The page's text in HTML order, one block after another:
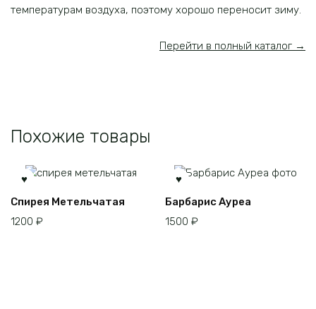
температурам воздуха, поэтому хорошо переносит зиму.
Перейти в полный каталог →
Похожие товары
Спирея Метельчатая
1200 ₽
Барбарис Ауреа
1500 ₽